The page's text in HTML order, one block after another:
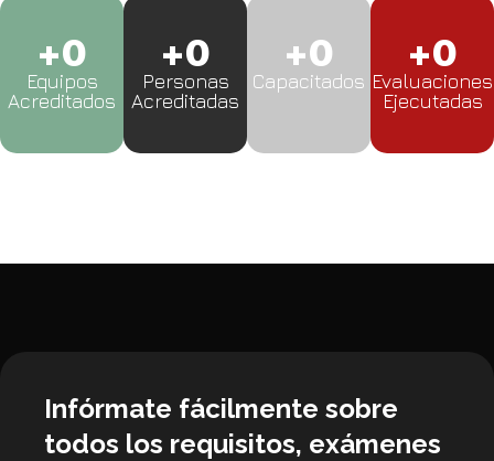
+0
Equipos
Acreditados
+0
Personas
Acreditadas
+0
Capacitados
+0
Evaluaciones
Ejecutadas
Infórmate fácilmente sobre
todos los requisitos, exámenes